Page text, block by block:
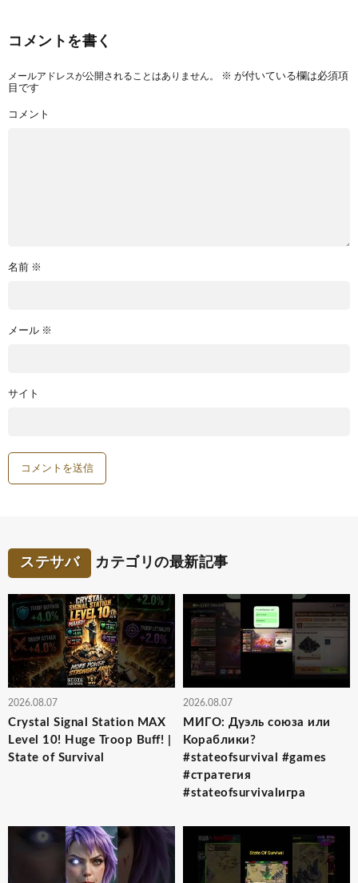
コメントを書く
メールアドレスが公開されることはありません。 ※ が付いている欄は必須項
目です
コメント
名前 ※
メール ※
サイト
ステサバ カテゴリの最新記事
2026.08.07
Crystal Signal Station MAX
Level 10! Huge Troop Buff! |
State of Survival
2026.08.07
МИГО: Дуэль союза или
Кораблики?
#stateofsurvival #games
#стратегия
#stateofsurvivalигра